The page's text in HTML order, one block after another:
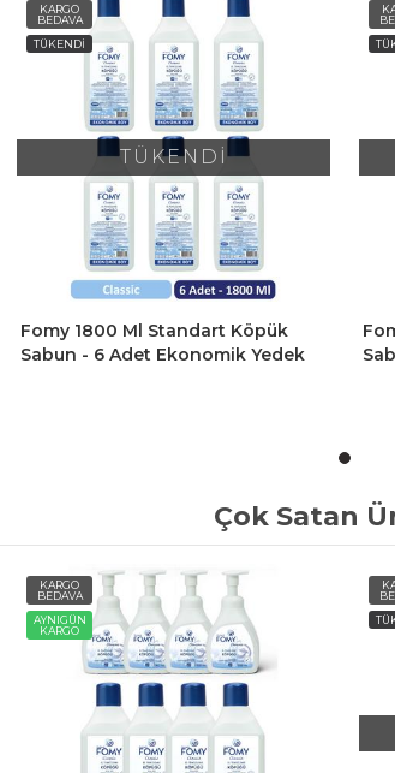
KARGO
BEDAVA
TÜKENDİ
TÜKENDİ
Fomy 1800 Ml Standart Köpük
Sabun - 6 Adet Ekonomik Yedek
Çok Satan
KARGO
BEDAVA
AYNIGÜN
KARGO